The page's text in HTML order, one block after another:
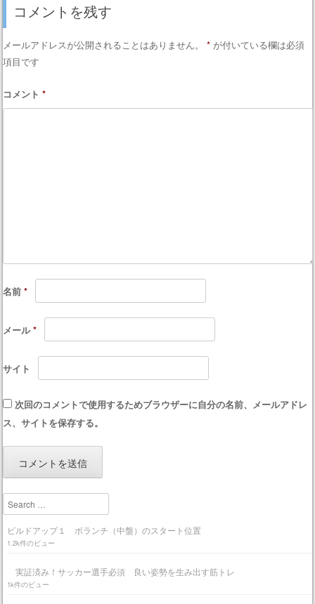
コメントを残す
メールアドレスが公開されることはありません。 * が付いている欄は必須
項目です
コメント*
名前*
メール*
サイト
次回のコメントで使用するためブラウザーに自分の名前、メールアドレ
ス、サイトを保存する。
Search
ビルドアップ１ ボランチ（中盤）のスタート位置
1.2k件のビュー
実証済み！サッカー選手必須 良い姿勢を生み出す筋トレ
1k件のビュー